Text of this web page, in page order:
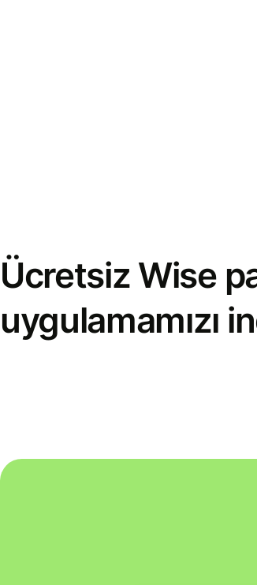
Ücretsiz Wise
uygulamamızı